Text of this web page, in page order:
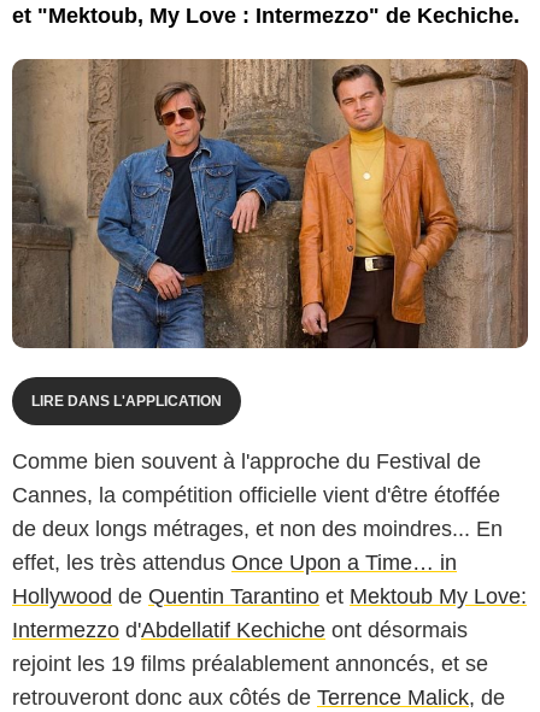
et "Mektoub, My Love : Intermezzo" de Kechiche.
LIRE DANS L'APPLICATION
Comme bien souvent à l'approche du Festival de
Cannes, la compétition officielle vient d'être étoffée
de deux longs métrages, et non des moindres... En
effet, les très attendus Once Upon a Time… in
Hollywood de Quentin Tarantino et Mektoub My Love:
Intermezzo d'Abdellatif Kechiche ont désormais
rejoint les 19 films préalablement annoncés, et se
retrouveront donc aux côtés de Terrence Malick, de